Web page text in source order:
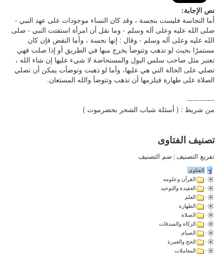
نص الإجابة:
أما النجاسة فليست بنجسة ، وقد كان النساء موجودات على عهد النبي -
صلى الله عليه وعلى آله وسلم - وما نقل أن امرأة استفتت النبي - صلى
الله عليه وعلى آله وسلم - وقال : إنها نجسة ، وأما النقض فإن كان
مستمرًا بحيث لو تذهب وتتوضأ يخرج منها في الطريق أو إذا صلت فهي
تعتبر مثل صاحب سلس البول والمستحاضة لا شيء عليها إن شاء الله ،
تصلي على الحالة التي هي عليها، وأما لو ذهبت وتوضأت يمكن أن تصلي
الصلاة على طهارة فيلزمها أن تذهب وتتوضأ والله المستعان.
-----------
من شريط : ( أسئلة شباب الشحر بحضرموت )
تصنيف الفتاوى
تفريع التصنيف | ضم التصنيف
الفتاوى
القرآن وعلومه
العقيدة والتوحيد
العلم
الطهارة
الصلاة
الزكاة والصدقات
الصيام
الحج والعمرة
المعاملات